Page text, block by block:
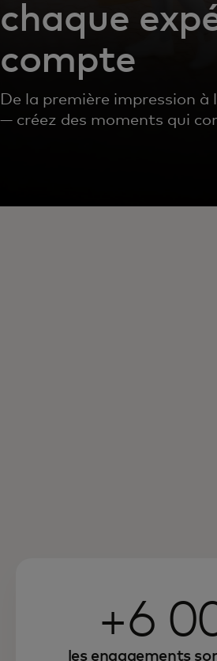
chaque
compte
De la première impression
— créez des moments qui
+6
les engagements